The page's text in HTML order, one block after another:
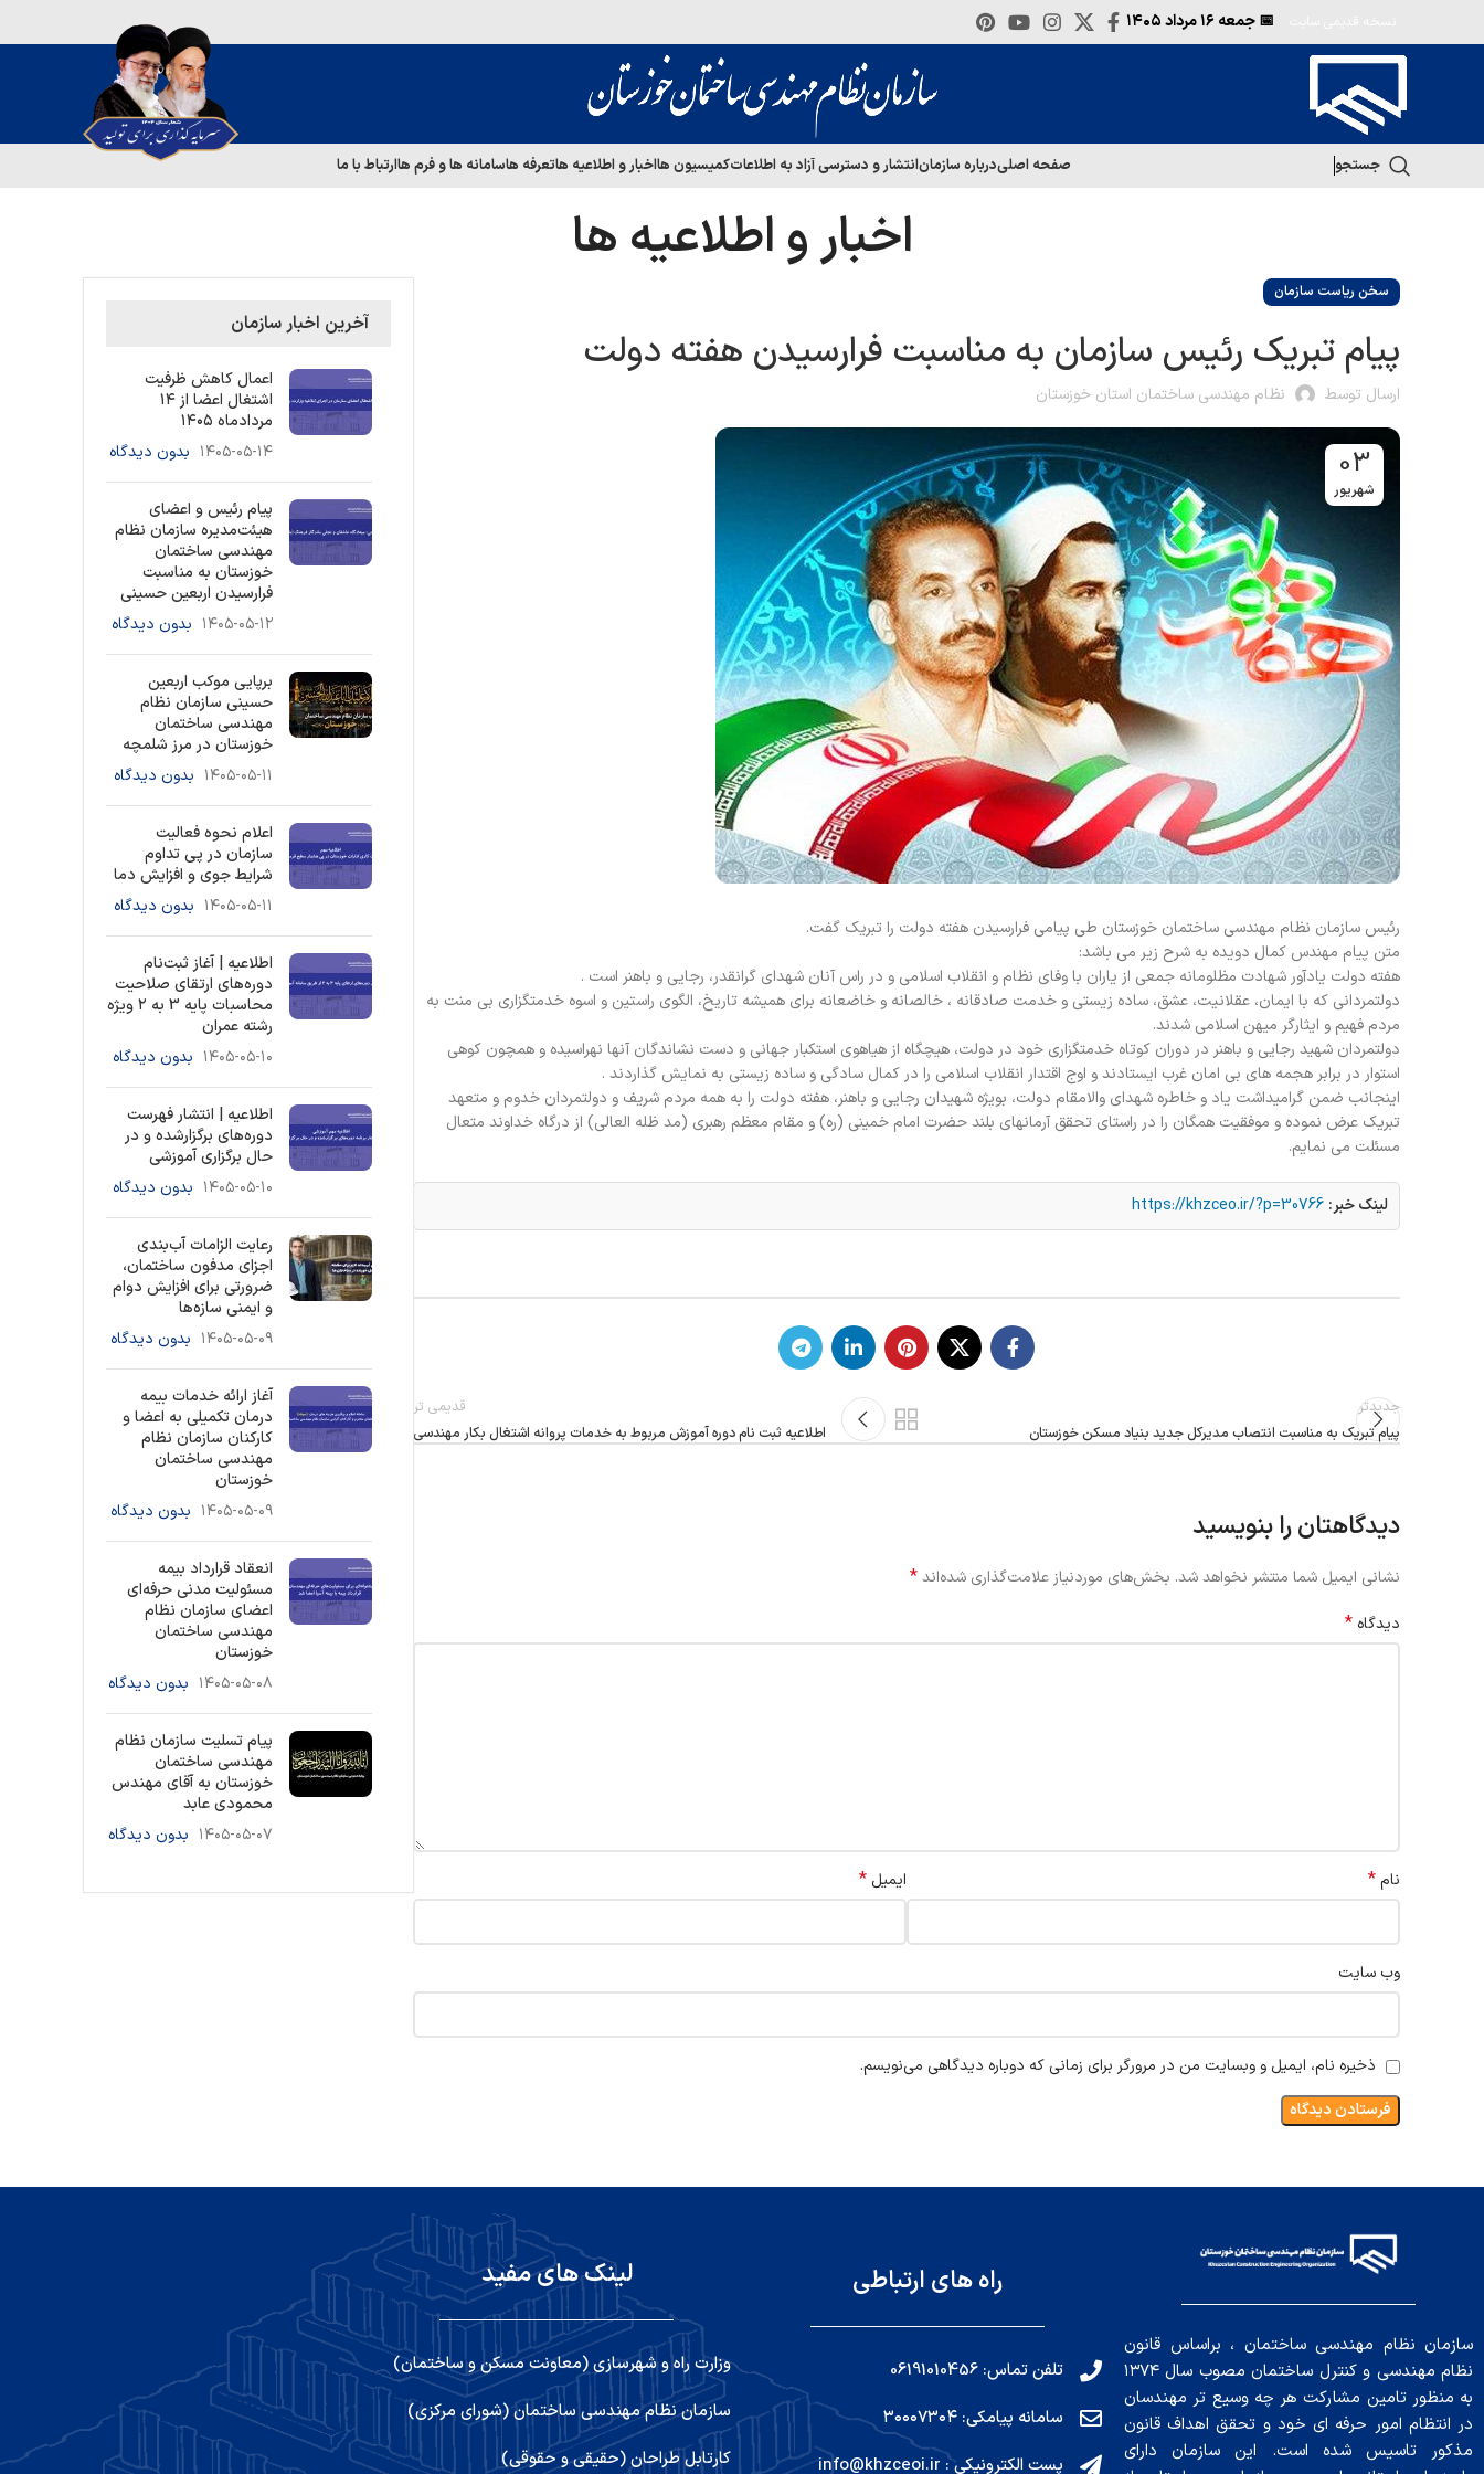
📅 جمعه
جستجو صفحه اصلیدرباره سازمانانتشار و دسترسی آزاد به اطلاعاتکمیسیون هااخبار و اطلاعیه هاتعرفه هاسامانه ها و فرم هاارتباط با ما
اخبار و اطلاعیه ها
سخن ریاست سازمان
پیام تبریک رئیس سازمان به مناسبت فرارسیدن هفته دولت
ارسال توسط نظام مهندسی ساختمان استان خوزستان
03
شهریور
رئیس سازمان نظام مهندسی ساختمان خوزستان طی پیامی فرارسیدن هفته دولت را تبریک گفت.
متن پیام مهندس کمال دویده به شرح زیر می باشد:
هفته دولت یادآور شهادت مظلومانه جمعی از یاران با وفای نظام و انقلاب اسلامی و در راس آنان شهدای گرانقدر، رجایی و باهنر است .
دولتمردانی که با ایمان، عقلانیت، عشق، ساده زیستی و خدمت صادقانه ، خالصانه و خاضعانه برای همیشه تاریخ، الگوی راستین و اسوه خدمتگزاری بی منت به
مردم فهیم و ایثارگر میهن اسلامی شدند.
دولتمردان شهید رجایی و باهنر در دوران کوتاه خدمتگزاری خود در دولت، هیچگاه از هیاهوی استکبار جهانی و دست نشاندگان آنها نهراسیده و همچون کوهی
استوار در برابر هجمه های بی امان غرب ایستادند و اوج اقتدار انقلاب اسلامی را در کمال سادگی و ساده زیستی به نمایش گذاردند .
اینجانب ضمن گرامیداشت یاد و خاطره شهداي والامقام دولت، بويژه شهیدان رجایی و باهنر، هفته دولت را به همه مردم شریف و دولتمردان خدوم و متعهد
تبریک عرض نموده و موفقیت همگان را در راستای تحقق آرمانهای بلند حضرت امام خمینی (ره) و مقام معظم رهبری (مد ظله العالی) از درگاه خداوند متعال
مسئلت می نمایم.
لینک خبر: https://khzceo.ir/?p=30766
جدیدتر
پیام تبریک به مناسبت انتصاب مدیرکل جدید بنیاد مسکن خوزستان
قدیمی تر
اطلاعیه ثبت نام دوره آموزش مربوط به خدمات پروانه اشتغال بکار مهندسی
دیدگاهتان را بنویسید
نشانی ایمیل شما منتشر نخواهد شد. بخش‌های موردنیاز علامت‌گذاری شده‌اند*
دیدگاه *
نام* ایمیل *
وب‌ سایت
ذخیره نام، ایمیل و وبسایت من در مرورگر برای زمانی که دوباره دیدگاهی می‌نویسم.
آخرین اخبار سازمان
اعمال کاهش ظرفیت
اشتغال اعضا از ۱۴
مردادماه ۱۴۰۵
۱۴۰۵-۰۵-۱۴ بدون دیدگاه
پیام رئیس و اعضای
هیئت‌مدیره سازمان نظام
مهندسی ساختمان
خوزستان به مناسبت
فرارسیدن اربعین حسینی
۱۴۰۵-۰۵-۱۲ بدون دیدگاه
برپایی موکب اربعین
حسینی سازمان نظام
مهندسی ساختمان
خوزستان در مرز شلمچه
۱۴۰۵-۰۵-۱۱ بدون دیدگاه
اعلام نحوه فعالیت
سازمان در پی تداوم
شرایط جوی و افزایش دما
۱۴۰۵-۰۵-۱۱ بدون دیدگاه
اطلاعیه | آغاز ثبت‌نام
دوره‌های ارتقای صلاحیت
محاسبات پایه 3 به ۲ ویژه
رشته عمران
۱۴۰۵-۰۵-۱۰ بدون دیدگاه
اطلاعیه | انتشار فهرست
دوره‌های برگزارشده و در
حال برگزاری آموزشی
۱۴۰۵-۰۵-۱۰ بدون دیدگاه
رعایت الزامات آب‌بندی
اجزای مدفون ساختمان،
ضرورتی برای افزایش دوام
و ایمنی سازه‌ها
۱۴۰۵-۰۵-۰۹ بدون دیدگاه
آغاز ارائه خدمات بیمه
درمان تکمیلی به اعضا و
کارکنان سازمان نظام
مهندسی ساختمان
خوزستان
۱۴۰۵-۰۵-۰۹ بدون دیدگاه
انعقاد قرارداد بیمه
مسئولیت مدنی حرفه‌ای
اعضای سازمان نظام
مهندسی ساختمان
خوزستان
۱۴۰۵-۰۵-۰۸ بدون دیدگاه
پیام تسلیت سازمان نظام
مهندسی ساختمان
خوزستان به آقای مهندس
محمودی عابد
۱۴۰۵-۰۵-۰۷ بدون دیدگاه
سازمان نظام مهندسی ساختمان ، براساس قانون
نظام مهندسی و کنترل ساختمان مصوب سال ۱۳۷۴
به منظور تامین مشارکت هر چه وسیع تر مهندسان
در انتظام امور حرفه ای خود و تحقق اهداف قانون
مذکور تاسیس شده است. این سازمان دارای
راه های ارتباطی
تلفن تماس: 06191010456
سامانه پیامکی: ۳۰۰۰۷۳۰۴
پست الکترونیکی : info@khzceoi.ir
لینک های مفید
وزارت راه و شهرسازی (معاونت مسکن و ساختمان)
سازمان نظام مهندسی ساختمان (شورای مرکزی)
کارتابل طراحان (حقیقی و حقوقی)